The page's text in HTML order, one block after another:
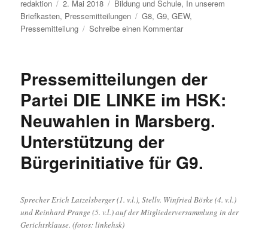
Autor
redaktion
Veröffentlicht
am
2. Mai 2018 Kategorien
Bildung und Schule, In unserem
Briefkasten, Pressemitteilungen Schlagwörter
G8,G9,GEW,
Pressemitteilung
Schreibe einen Kommentarzu
von
notwendig
–
Modell
gut
G8
überflüssig
Pressemitteilungen der
Partei DIE LINKE im HSK:
Neuwahlen in Marsberg.
Unterstützung der
Bürgerinitiative für G9.
Sprecher Erich Latzelsberger (1. v.l.), Stellv. Winfried Böske (4. v.l.)
und Reinhard Prange (5. v.l.) auf der Mitgliederversammlung in der
Gerichtsklause. (fotos: linkehsk)